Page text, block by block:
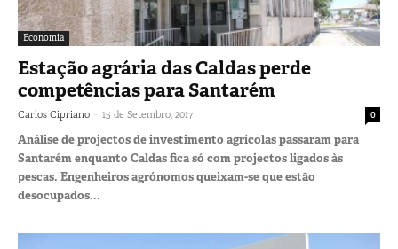
Economia
Estação agrária das Caldas perde
competências para Santarém
Carlos Cipriano - 15 de Setembro, 2017 0
Análise de projectos de investimento agrícolas passaram para
Santarém enquanto Caldas fica só com projectos ligados às
pescas. Engenheiros agrónomos queixam-se que estão
desocupados...